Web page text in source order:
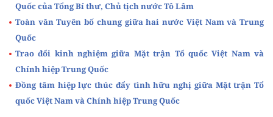
Quốc của Tổng Bí thư, Chủ tịch nước Tô Lâm
Toàn văn Tuyên bố chung giữa hai nước Việt Nam và Trung
Quốc
Trao đổi kinh nghiệm giữa Mặt trận Tổ quốc Việt Nam và
Chính hiệp Trung Quốc
Đồng tâm hiệp lực thúc đẩy tình hữu nghị giữa Mặt trận Tổ
quốc Việt Nam và Chính hiệp Trung Quốc